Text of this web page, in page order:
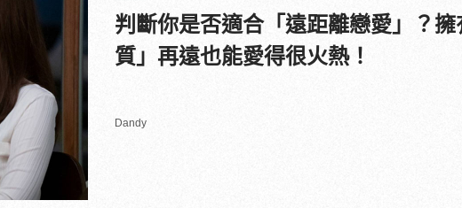
判斷你是否適合「遠距離戀愛」？
質」再遠也能愛得很火熱！
Dandy